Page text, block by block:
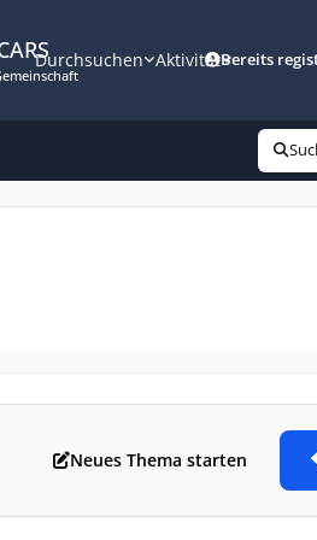
Durchsuchen AktivitätBereits
Neues Thema starten